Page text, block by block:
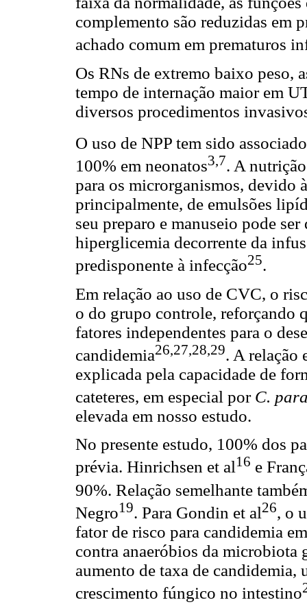
complemento são reduzidas em
achado comum em prematuros
Os RNs de extremo baixo peso,
tempo de internação maior em
diversos procedimentos
O uso de NPP tem sido
100% em neonatos3,7. A nutrição
para os microrganismos, devido
principalmente, de emulsões
seu preparo e manuseio pode
hiperglicemia decorrente da
predisponente à infecção25.
Em relação ao uso de CVC, o
o do grupo controle, reforçando
fatores independentes para o
candidemia26,27,28,29. A relação
explicada pela capacidade de
cateteres, em especial por C.
elevada em nosso estudo.
No presente estudo, 100% dos
prévia. Hinrichsen et al16 e
90%. Relação semelhante
Negro19. Para Gondin et al26, o
fator de risco para candidemia
contra anaeróbios da microbiota
aumento de taxa de candidemia,
crescimento fúngico no intestino